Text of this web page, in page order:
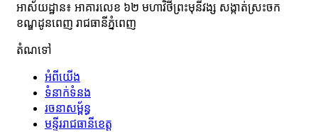
អាស័យដ្ឋាន៖ អាគារលេខ ៦២ មហាវិថី​ព្រះ​មុនីវង្ស សង្កាត់ស្រះចក​
ខណ្ឌដូនពេញ រាជធានីភ្នំពេញ
តំណទៅ
អំពី​​យើង
ទំនាក់ទំនង
រចនាសម្ព័ន្ធ
មន្ទីររាជធានីខេត្ត